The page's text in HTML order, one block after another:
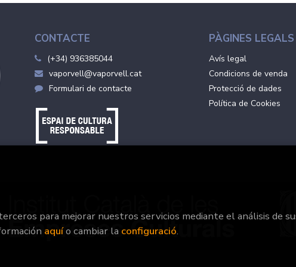
CONTACTE
(+34) 936385044
vaporvell@vaporvell.cat
Formulari de contacte
PÀGINES LEGALS
Avís legal
Condicions de venda
Protecció de dades
Política de Cookies
para mejorar nuestros servicios mediante el análisis de
aquío cambiar la configuració.